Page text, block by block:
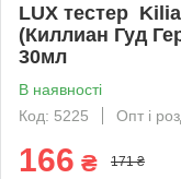
LUX тестер
(Киллиан Гуд
30мл
В наявності
Код: 5225
Опт і
166 ₴ 171 ₴